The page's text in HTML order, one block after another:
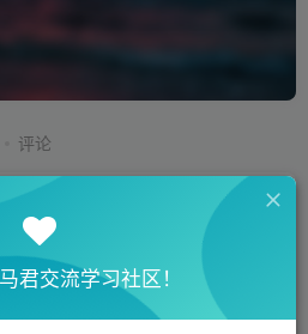
评论
年司马小七的工作计划（国内版
和国外广告联盟的展望）
国外LEAD
2年前
君交流学习社区！